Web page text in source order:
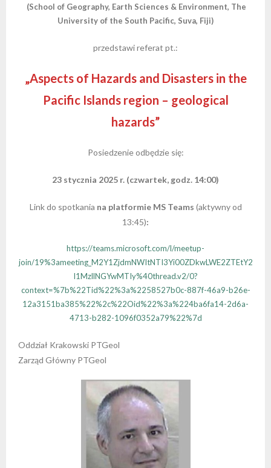
- - Uchwały bieżące
- - Oddział Poznański
- - Oddział Warszawski
- - Sekcja Paleontologiczna
- - Polish & Slovak Working Group of the Jurassic
- - II Kongres Geologiczny
- - Archiwum zjazdów
- Inne konferencje
- Członkowie wspierający i partnerzy
- Katalog czasopism
- Materiały Kongresowe
- Inne materiały konferencyjne
- Annales Societatis Geologorum Poloniae
- Posiedzenia Naukowe PTGeol
Linki
(School of Geography, Earth Sciences & Environment, The
University of the South Pacific, Suva, Fiji)
przedstawi referat pt.:
„Aspects of Hazards and Disasters in the
Pacific Islands region – geological
hazards”
Posiedzenie odbędzie się:
23 stycznia 2025 r. (czwartek, godz. 14:00)
Link do spotkania na platformie MS Teams (aktywny od
13:45):
https://teams.microsoft.com/l/meetup-
join/19%3ameeting_M2Y1ZjdmNWItNTI3Yi00ZDkwLWE2ZTEtY2
I1MzllNGYwMTIy%40thread.v2/0?
context=%7b%22Tid%22%3a%2258527b0c-887f-46a9-b26e-
12a3151ba385%22%2c%22Oid%22%3a%224ba6fa14-2d6a-
4713-b282-1096f0352a79%22%7d
Oddział Krakowski PTGeol
Zarząd Główny PTGeol